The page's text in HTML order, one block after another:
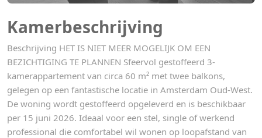
Kamerbeschrijving
Beschrijving HET IS NIET MEER MOGELIJK OM EEN
BEZICHTIGING TE PLANNEN Sfeervol gestoffeerd 3-
kamerappartement van circa 60 m² met twee balkons,
gelegen op een fantastische locatie in Amsterdam Oud-West.
De woning wordt gestoffeerd opgeleverd en is beschikbaar
per 15 juni 2026. Ideaal voor een stel, single of werkend
professional die comfortabel wil wonen op loopafstand van